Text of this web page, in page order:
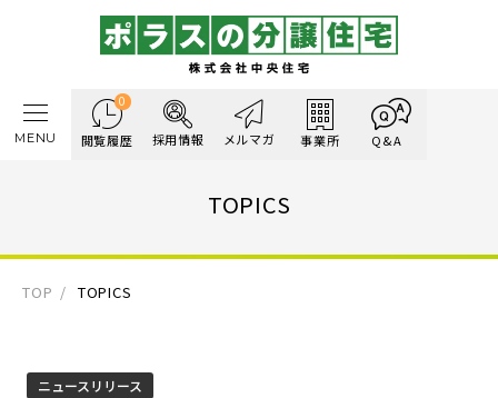
0
閲覧履歴 採用情報 メルマガ 事業所 Q&A
MENU
TOPICS
TOP TOPICS
ニュースリリース